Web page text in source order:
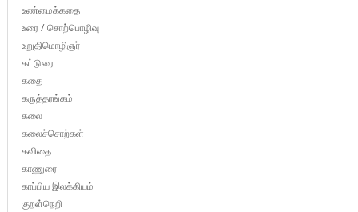
உண்மைக்கதை
உரை / சொற்பொழிவு
உறுதிமொழிஞர்
கட்டுரை
கதை
கருத்தரங்கம்
கலை
கலைச்சொற்கள்
கவிதை
காணுரை
காப்பிய இலக்கியம்
குறள்நெறி